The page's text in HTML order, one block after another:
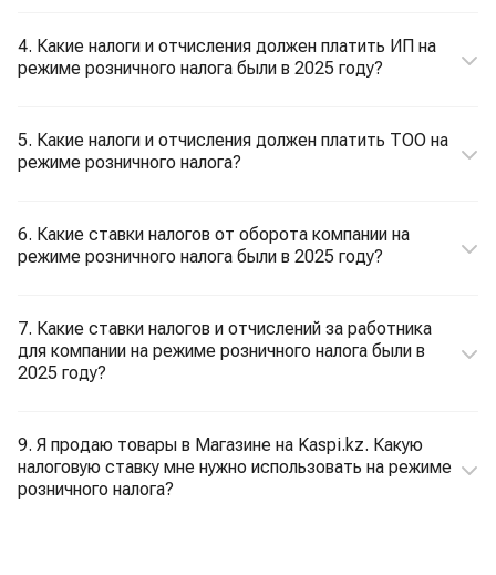
4. Какие налоги и отчисления должен платить ИП на
режиме розничного налога были в 2025 году?
5. Какие налоги и отчисления должен платить ТОО на
режиме розничного налога?
6. Какие ставки налогов от оборота компании на
режиме розничного налога были в 2025 году?
7. Какие ставки налогов и отчислений за работника
для компании на режиме розничного налога были в
2025 году?
9. Я продаю товары в Магазине на Kaspi.kz. Какую
налоговую ставку мне нужно использовать на режиме
розничного налога?